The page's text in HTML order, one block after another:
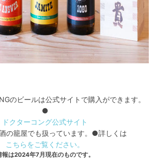
のビールは公式サイトで購入ができます。
●
ドクターコング公式サイト
の籠屋でも扱っています。●詳しくは
こちらをご覧ください。
報は2024年7月現在のものです。